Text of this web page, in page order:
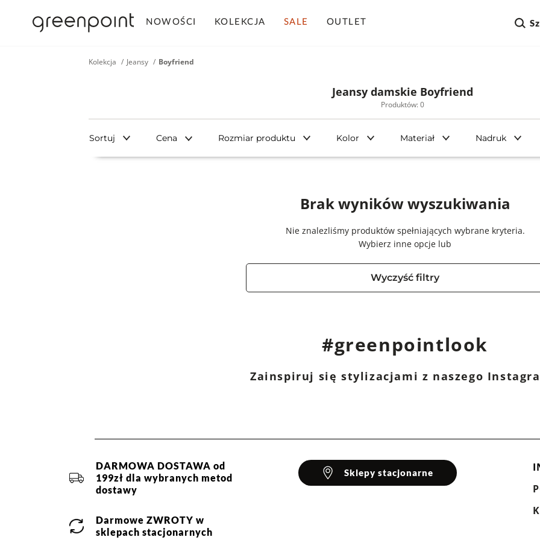
NOWOŚCI KOLEKCJA SALE OUTLET
Kolekcja Jeansy Boyfriend
Jeansy damskie Boyfriend
Produktów: 0
Sortuj Cena Rozmiar produktu Kolor Materiał Nadruk
Brak wyników wyszukiwania
Nie znalezliśmy produktów spełniających wybrane kryteria.
Wybierz inne opcje lub
Wyczyść filtry
#greenpointlook
Zainspiruj się stylizacjami z naszego
DARMOWA DOSTAWA od
199zł dla wybranych metod
dostawy
Darmowe ZWROTY w
sklepach stacjonarnych
Sklepy stacjonarne